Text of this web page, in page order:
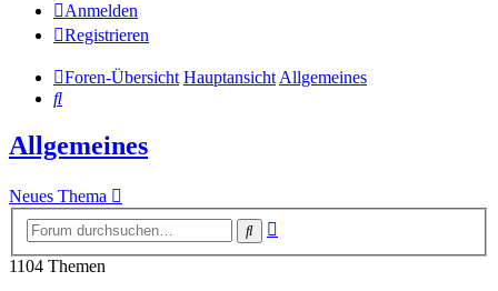
Anmelden
Registrieren
Foren-Übersicht HauptansichtAllgemeines
Suche
Allgemeines
Neues Thema
Suche
1104 Themen